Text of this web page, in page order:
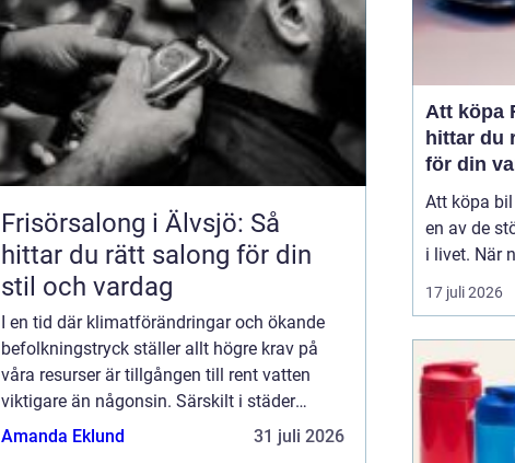
Frisörsalong i Älvsjö: Så
hittar du rätt salong för din
stil och vardag
I en tid där klimatförändringar och ökande
befolkningstryck ställer allt högre krav på
våra resurser är tillgången till rent vatten
viktigare än någonsin. Särskilt i städer
som...
Amanda Eklund 31 juli 2026
Att köpa
hittar du
för din
Att köpa
en av de
i livet. När
funderar
Renault
17 juli 2026